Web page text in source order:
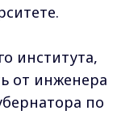
института,
от инженера
по